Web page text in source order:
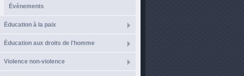
Évènements
Éducation à la paix
Éducation aux droits de l'homme
Violence non-violence